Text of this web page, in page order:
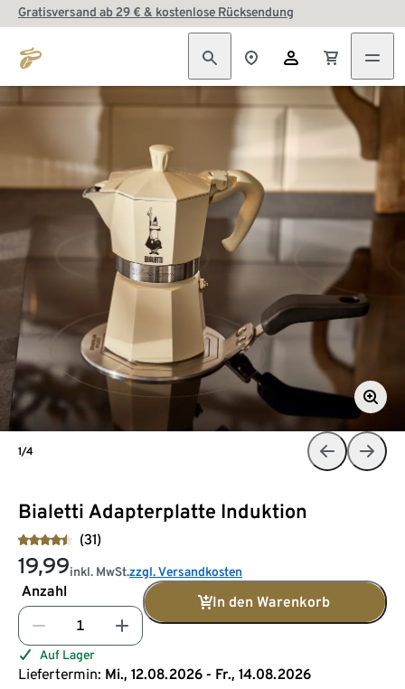
Gratisversand ab 29 € & kostenlose Rücksendung
Bialetti Adapterplatte Induktion
(31)
19,99inkl. MwSt.zzgl. Versandkosten
Anzahl
In den Warenkorb
Auf Lager
Liefertermin: Mi., 12.08.2026 - Fr., 14.08.2026
1/4